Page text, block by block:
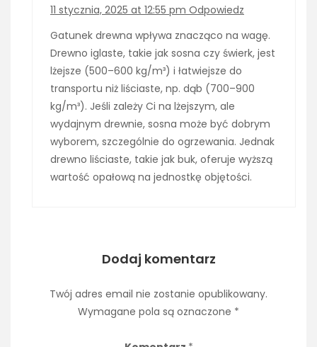
11 stycznia, 2025 at 12:55 pm Odpowiedz
Gatunek drewna wpływa znacząco na wagę.
Drewno iglaste, takie jak sosna czy świerk, jest
lżejsze (500–600 kg/m³) i łatwiejsze do
transportu niż liściaste, np. dąb (700–900
kg/m³). Jeśli zależy Ci na lżejszym, ale
wydajnym drewnie, sosna może być dobrym
wyborem, szczególnie do ogrzewania. Jednak
drewno liściaste, takie jak buk, oferuje wyższą
wartość opałową na jednostkę objętości.
Dodaj komentarz
Twój adres email nie zostanie opublikowany.
Wymagane pola są oznaczone *